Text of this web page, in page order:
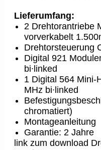
Lieferumfang:
2 Drehtorantriebe
vorverkabelt
Drehtorsteuerung
Digital 921
bi∙linked
1 Digital 564 Mini-
MHz bi∙linked
chromatiert)
Montageanleitung
Garantie: 2 Jahre
link zum download